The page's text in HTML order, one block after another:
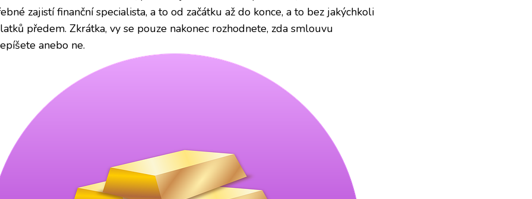
zajistí finanční specialista, a to od začátku až do konce, a to bez jakýchkoli
předem. Zkrátka, vy se pouze nakonec rozhodnete, zda smlouvu
anebo ne.